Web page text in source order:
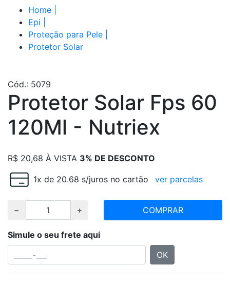
Home
Epi
Proteção para Pele
Protetor Solar
Cód.: 5079
Protetor Solar Fps 60
120Ml - Nutriex
R$ 20,68 À VISTA 3% DE DESCONTO
1x de 20.68 s/juros no cartão ver parcelas
COMPRAR
Simule o seu frete aqui
OK